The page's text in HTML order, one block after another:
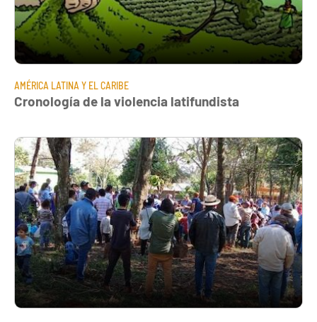
AMÉRICA LATINA Y EL CARIBE
Cronología de la violencia latifundista